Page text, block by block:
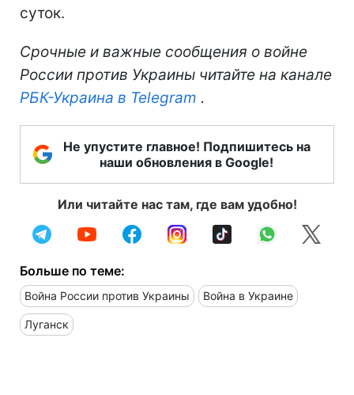
суток.
Срочные и важные сообщения о войне
России против Украины читайте на канале
РБК-Украина в Telegram .
Не упустите главное! Подпишитесь на
наши обновления в Google!
Или читайте нас там, где вам удобно!
Больше по теме:
Война России против Украины Война в Украине
Луганск